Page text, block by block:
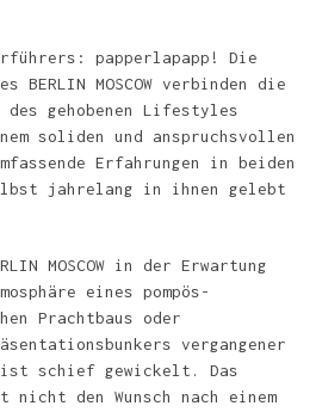
papperlapapp! Die
BERLIN MOSCOW verbinden die
des gehobenen Lifestyles
soliden und anspruchsvollen
Erfahrungen in beiden
jahrelang in ihnen gelebt
MOSCOW in der Erwartung
eines pompös-
Prachtbaus oder
vergangener
schief gewickelt. Das
nicht den Wunsch nach einem